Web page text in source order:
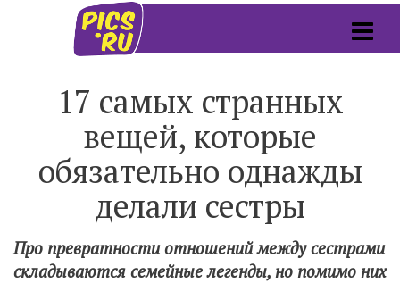
17 самых странных
вещей, которые
обязательно однажды
делали сестры
Про превратности отношений между сестрами
складываются семейные легенды, но помимо них